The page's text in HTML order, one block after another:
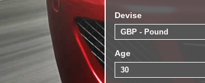
Devise
Age